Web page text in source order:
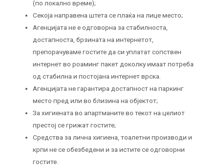
(по локално време);
Секоја направена штета се плаќа на лице место;
Агенцијата не е одговорна за стабилноста,
достапноста, брзината на интернетот,
препорачуваме гостите да си уплатат сопствен
интернет во роаминг пакет доколку имаат потреба
од стабилна и постојана интернет врска.
Агенцијата не гарантира достапност на паркинг
место пред или во близина на објектот;
За хигиената во апартманите во текот на целиот
престој се грижат гостите;
Средства за лична хигиена, тоалетни производи и
крпи не се обезбедени и за истите се одговорни
гостите.